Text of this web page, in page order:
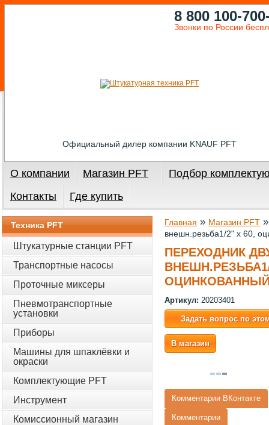
Официальный дилер компании KNAUF PFT
8 800 100-
Звонки по России
О компании Магазин PFT
Подбор
Контакты
Где купить
Главная » Магазин PFT
внешн.резьба1/2" х 60,
ПЕРЕХОДНИК
Артикул: 20203401
Задать вопрос по
В магазин
Комментарии ВКонтакте
Комментарии
Техника PFT
Штукатурные станции PFT
Транспортные насосы
Проточные миксеры
Пневмотранспортные
установки
Приборы
Машины для шпаклёвки и
окраски
Комплектующие PFT
Инструмент
Комиссионный магазин